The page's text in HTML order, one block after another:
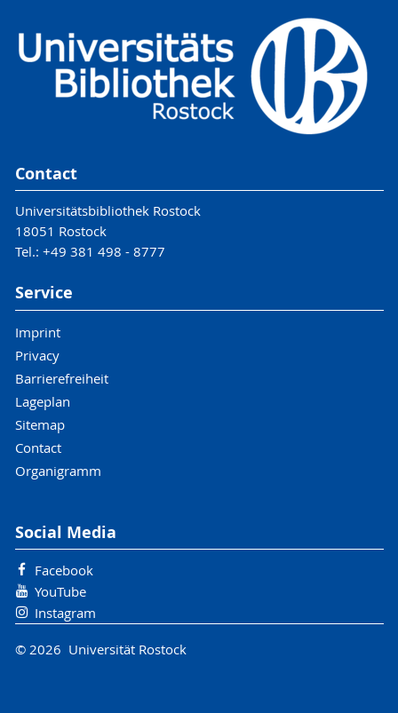
Contact
Universitätsbibliothek Rostock
18051 Rostock
Tel.: +49 381 498 - 8777
Service
Imprint
Privacy
Barrierefreiheit
Lageplan
Sitemap
Contact
Organigramm
Social Media
Facebook
YouTube
Instagram
© 2026 Universität Rostock